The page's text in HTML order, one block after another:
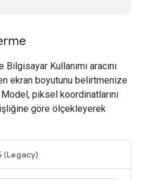
Bilgisayar Kullanımı aracını
ekran boyutunu belirtmenize
Model, piksel koordinatlarını
göre ölçekleyerek
(Legacy)